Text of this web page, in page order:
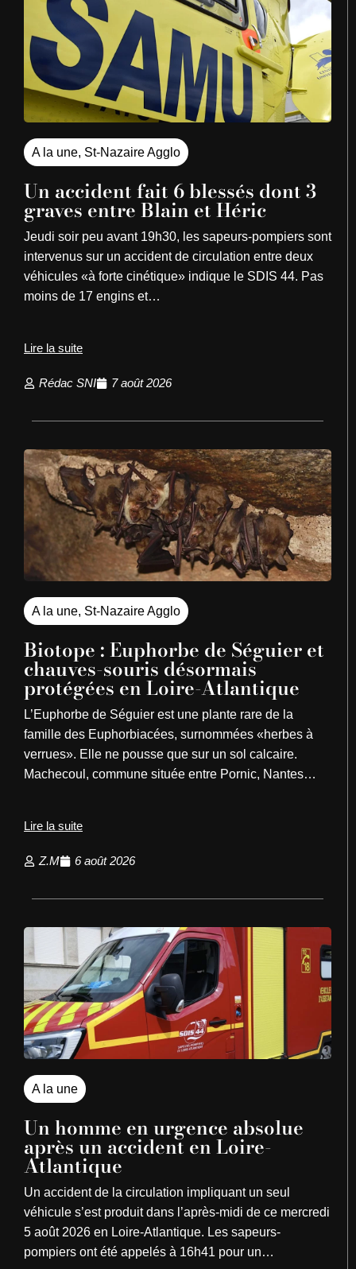
A la une, St-Nazaire Agglo
Un accident fait 6 blessés dont 3
graves entre Blain et Héric
Jeudi soir peu avant 19h30, les sapeurs-pompiers sont
intervenus sur un accident de circulation entre deux
véhicules «à forte cinétique» indique le SDIS 44. Pas
moins de 17 engins et…
Lire la suite
Rédac SNI 7 août 2026
A la une, St-Nazaire Agglo
Biotope : Euphorbe de Séguier et
chauves-souris désormais
protégées en Loire-Atlantique
L’Euphorbe de Séguier est une plante rare de la
famille des Euphorbiacées, surnommées «herbes à
verrues». Elle ne pousse que sur un sol calcaire.
Machecoul, commune située entre Pornic, Nantes…
Lire la suite
Z.M 6 août 2026
A la une
Un homme en urgence absolue
après un accident en Loire-
Atlantique
Un accident de la circulation impliquant un seul
véhicule s’est produit dans l’après-midi de ce mercredi
5 août 2026 en Loire-Atlantique. Les sapeurs-
pompiers ont été appelés à 16h41 pour un…